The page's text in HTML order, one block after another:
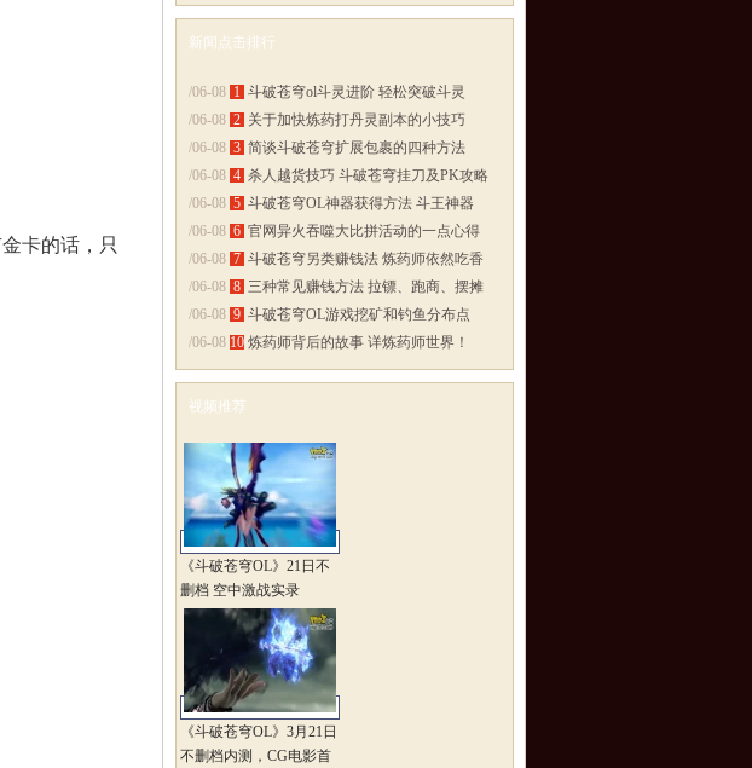
卡的话，只
新闻点击排行
更多>>
/06-08 1 斗破苍穹ol斗灵进阶 轻松突破斗灵
/06-08 2 关于加快炼药打丹灵副本的小技巧
/06-08 3 简谈斗破苍穹扩展包裹的四种方法
/06-08 4 杀人越货技巧 斗破苍穹挂刀及PK攻略
/06-08 5 斗破苍穹OL神器获得方法 斗王神器
/06-08 6 官网异火吞噬大比拼活动的一点心得
/06-08 7 斗破苍穹另类赚钱法 炼药师依然吃香
/06-08 8 三种常见赚钱方法 拉镖、跑商、摆摊
/06-08 9 斗破苍穹OL游戏挖矿和钓鱼分布点
/06-08 10 炼药师背后的故事 详炼药师世界！
视频推荐
更多>>
《斗破苍穹OL》21日不
删档 空中激战实录
《斗破苍穹OL》3月21日
不删档内测，CG电影首